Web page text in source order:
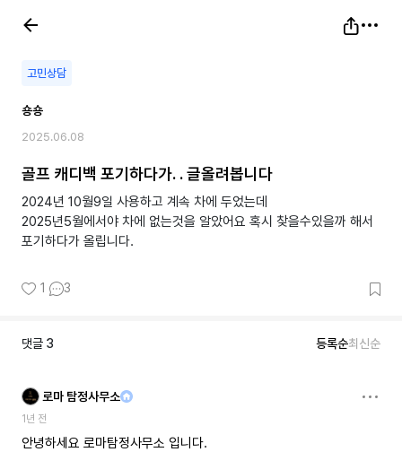
고민상담
숑숑
2025.06.08
골프 캐디백 포기하다가. . 글올려봅니다
2024년 10월9일 사용하고 계속 차에 두었는데
2025년5월에서야 차에 없는것을 알았어요 혹시 찾을수있을까 해서
포기하다가 올립니다.
1 3
댓글 3 등록순최신순
로마 탐정사무소
1년 전
안녕하세요 로마탐정사무소 입니다.